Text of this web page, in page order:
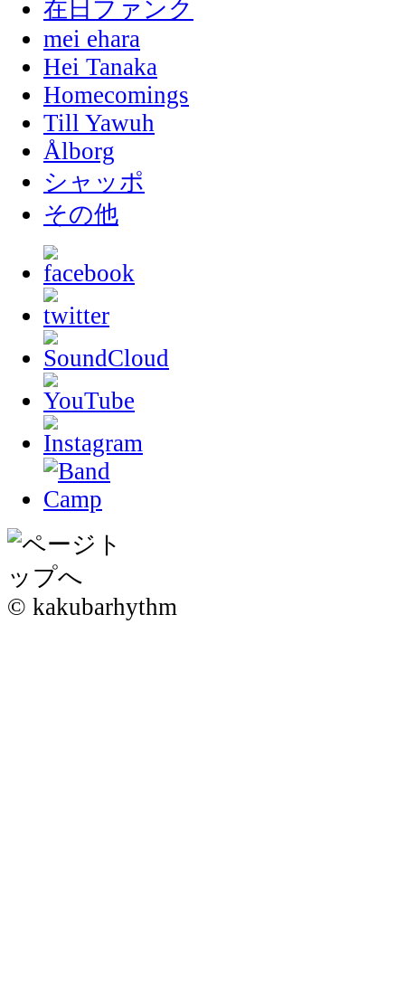
在日ファンク
mei ehara
Hei Tanaka
Homecomings
Till Yawuh
Ålborg
シャッポ
その他
© kakubarhythm